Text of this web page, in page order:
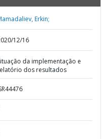
Erkin;
12/16
da implementação e
dos resultados